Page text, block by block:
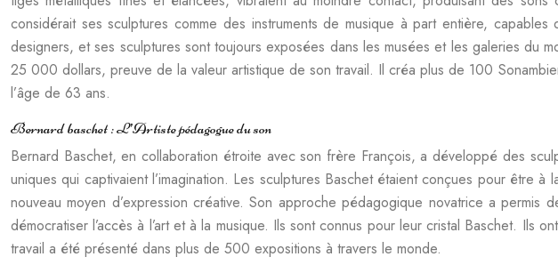
considérait ses sculptures comme des instruments de musique à part entière,
designers, et ses sculptures sont toujours exposées dans les musées et les galeries du
25 000 dollars, preuve de la valeur artistique de son travail. Il créa plus de 100
l’âge de 63 ans.
Bernard baschet : L’Artiste pédagogue du son
Bernard Baschet, en collaboration étroite avec son frère François, a développé des
uniques qui captivaient l’imagination. Les sculptures Baschet étaient conçues pour être
nouveau moyen d’expression créative. Son approche pédagogique novatrice a
démocratiser l’accès à l’art et à la musique. Ils sont connus pour leur cristal Baschet.
travail a été présenté dans plus de 500 expositions à travers le monde.